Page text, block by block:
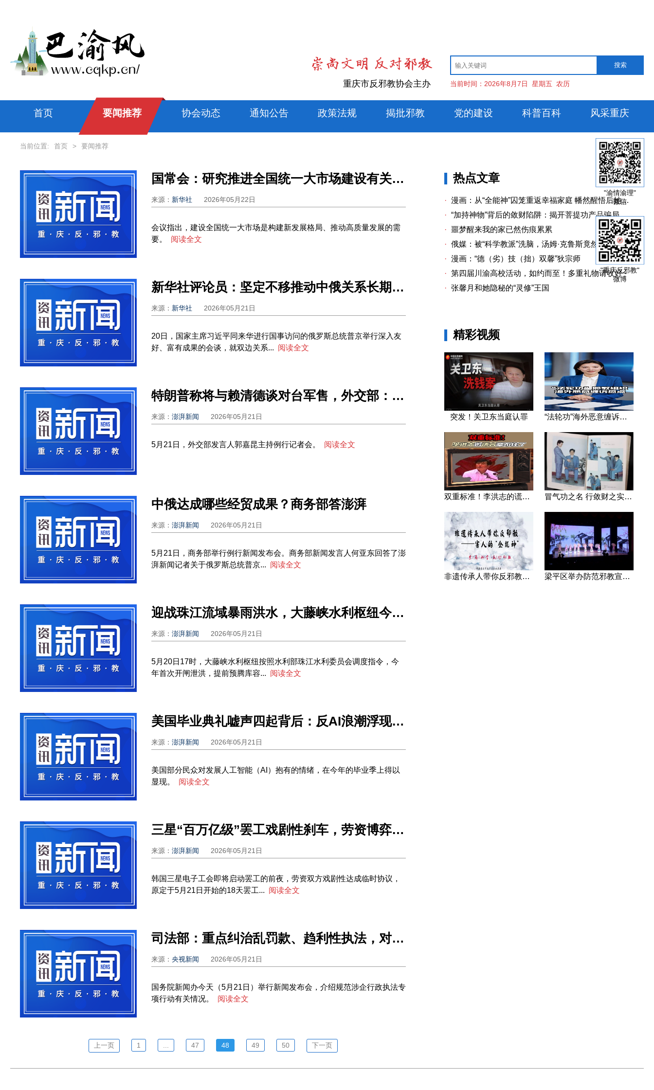
重庆市反邪教协会主办 当前时间： 2026年8月7日 星期五 农历
首页 要闻推荐 协会动态 通知公告 政策法规 揭批邪教 党的建设 科普百科 风采重庆
"渝情渝理"
微信
"重庆反邪教"
微博
当前位置: 首页 > 要闻推荐
国常会：研究推进全国统一大市场建设有关工作
来源： 新华社 2026年05月22日
会议指出，建设全国统一大市场是构建新发展格局、推动高质量发展的需
要。
阅读全文
新华社评论员：坚定不移推动中俄关系长期、健康、稳定、高质量发展
来源： 新华社 2026年05月21日
20日，国家主席习近平同来华进行国事访问的俄罗斯总统普京举行深入友
好、富有成果的会谈，就双边关系... 阅读全文
特朗普称将与赖清德谈对台军售，外交部：敦促美方兑现所作承诺和表态
来源： 澎湃新闻 2026年05月21日
5月21日，外交部发言人郭嘉昆主持例行记者会。 阅读全文
中俄达成哪些经贸成果？商务部答澎湃
来源： 澎湃新闻 2026年05月21日
5月21日，商务部举行例行新闻发布会。商务部新闻发言人何亚东回答了澎
湃新闻记者关于俄罗斯总统普京... 阅读全文
迎战珠江流域暴雨洪水，大藤峡水利枢纽今年首次开闸泄洪腾库
来源： 澎湃新闻 2026年05月21日
5月20日17时，大藤峡水利枢纽按照水利部珠江水利委员会调度指令，今
年首次开闸泄洪，提前预腾库容... 阅读全文
美国毕业典礼嘘声四起背后：反AI浪潮浮现，“AI还不如政客受欢迎”
来源： 澎湃新闻 2026年05月21日
美国部分民众对发展人工智能（AI）抱有的情绪，在今年的毕业季上得以
显现。
阅读全文
三星“百万亿级”罢工戏剧性刹车，劳资博弈如何分配AI狂潮下的巨额利润
来源： 澎湃新闻 2026年05月21日
韩国三星电子工会即将启动罢工的前夜，劳资双方戏剧性达成临时协议，
原定于5月21日开始的18天罢工... 阅读全文
司法部：重点纠治乱罚款、趋利性执法，对罚没收入增20%以上地方重点关注
来源： 央视新闻 2026年05月21日
国务院新闻办今天（5月21日）举行新闻发布会，介绍规范涉企行政执法专
项行动有关情况。
阅读全文
上一页 1 47 48 49 50 下一页
热点文章
· 漫画：从“全能神”囚笼重返幸福家庭 幡然醒悟后她懊悔不已
· “加持神物”背后的敛财陷阱：揭开菩提功产品骗局的黑幕
· 噩梦醒来我的家已然伤痕累累
· 俄媒：被“科学教派”洗脑，汤姆·克鲁斯竟然放弃亲生女儿
· 漫画：“德（劣）技（拙）双馨”狄宗师
· 第四届川渝高校活动，如约而至！多重礼物请收好~
· 张馨月和她隐秘的“灵修”王国
精彩视频
突发！关卫东当庭认罪 “法轮功”海外恶意缠诉盘点
双重标准！李洪志的谎言藏不住了 冒气功之名 行敛财之实 张宏堡义女“小倩”团伙覆灭记
非遗传承人带你反邪教—害人的“全能神” 梁平区举办防范邪教宣传专场文艺演出